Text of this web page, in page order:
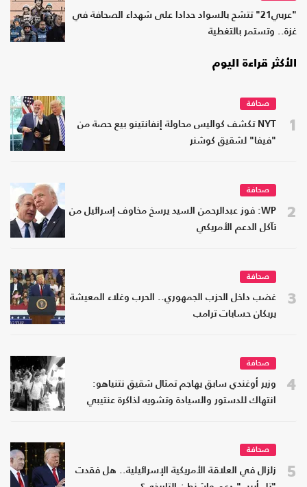
"عربي21" تتشح بالسواد حدادا على شهداء الصحافة في
غزة.. وتستمر بالتغطية
الأكثر قراءة اليوم
1
صحافة
NYT تكشف كواليس محاولة إنفانتينو بيع حصة من
"فيفا" لشقيق كوشنر
2
صحافة
WP: فوز عبدالرحمن السيد يرسخ مخاوف إسرائيل من
تآكل الدعم الأمريكي
3
صحافة
غضب داخل الحزب الجمهوري.. الحرب وغلاء المعيشة
يربكان حسابات ترامب
4
صحافة
وزير أوغندي سابق يهاجم تمثال شقيق نتنياهو:
انتهاك للدستور والسيادة وتشويه لذاكرة عنتيبي
5
صحافة
زلزال في العلاقة الأمريكية الإسرائيلية.. هل فقدت